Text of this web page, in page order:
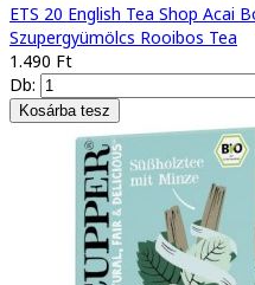
ETS 20 English Tea Shop Acai
Szupergyümölcs Rooibos Tea
1.490 Ft
Db: